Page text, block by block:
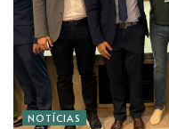
NOTÍCIAS